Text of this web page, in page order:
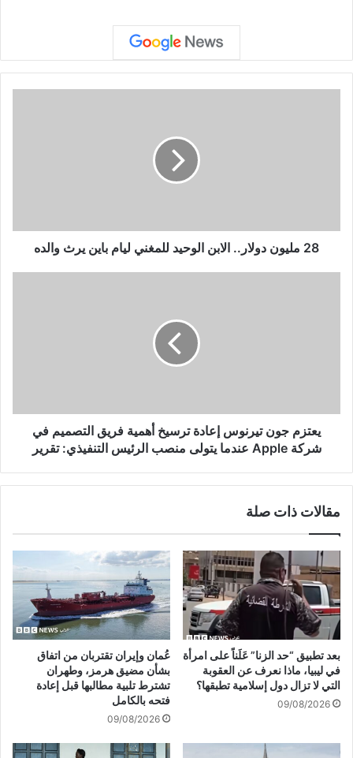
يرث
28 مليون دولار.. الابن الوحيد للمغني ليام باين يرث والده
في
شركة
Apple
الرئيس
يعتزم جون تيرنوس إعادة ترسيخ أهمية فريق التصميم في
شركة Apple عندما يتولى منصب الرئيس التنفيذي: تقرير
مقالات ذات صلة
بعد تطبيق “حد الزنا” عَلَناً على امرأة
في ليبيا، ماذا نعرف عن العقوبة
التي لا تزال دول إسلامية تطبقها؟
09/08/2026
عُمان وإيران تقتربان من اتفاق
بشأن مضيق هرمز، وطهران
تشترط تلبية مطالبها قبل إعادة
فتحه بالكامل
09/08/2026